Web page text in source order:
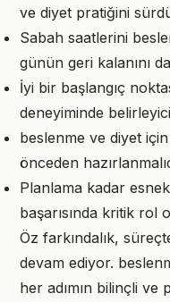
ve diyet pratiğini
Sabah saatlerini
günün geri kalanını
İyi bir başlangıç
deneyiminde
beslenme ve diyet
önceden
Planlama kadar
başarısında kritik rol
Öz farkındalık,
devam ediyor.
her adımın bilinçli ve